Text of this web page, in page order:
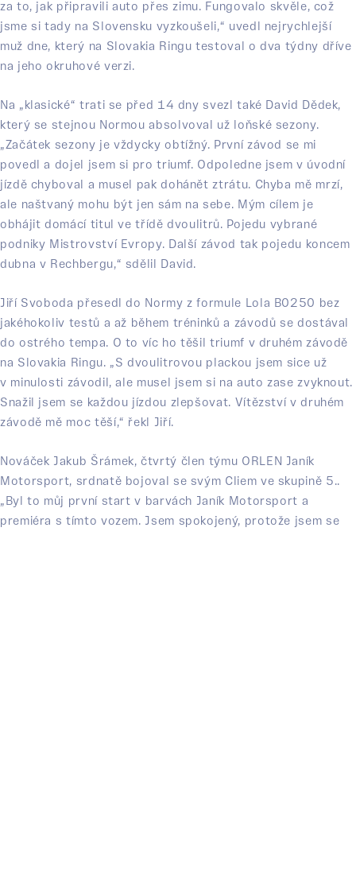
za to, jak připravili auto přes zimu. Fungovalo skvěle, což
jsme si tady na Slovensku vyzkoušeli,“ uvedl nejrychlejší
muž dne, který na Slovakia Ringu testoval o dva týdny dříve
na jeho okruhové verzi.
Na „klasické“ trati se před 14 dny svezl také David Dědek,
který se stejnou Normou absolvoval už loňské sezony.
„Začátek sezony je vždycky obtížný. První závod se mi
povedl a dojel jsem si pro triumf. Odpoledne jsem v úvodní
jízdě chyboval a musel pak dohánět ztrátu. Chyba mě mrzí,
ale naštvaný mohu být jen sám na sebe. Mým cílem je
obhájit domácí titul ve třídě dvoulitrů. Pojedu vybrané
podniky Mistrovství Evropy. Další závod tak pojedu koncem
dubna v Rechbergu,“ sdělil David.
Jiří Svoboda přesedl do Normy z formule Lola B0250 bez
jakéhokoliv testů a až během tréninků a závodů se dostával
do ostrého tempa. O to víc ho těšil triumf v druhém závodě
na Slovakia Ringu. „S dvoulitrovou plackou jsem sice už
v minulosti závodil, ale musel jsem si na auto zase zvyknout.
Snažil jsem se každou jízdou zlepšovat. Vítězství v druhém
závodě mě moc těší,“ řekl Jiří.
Nováček Jakub Šrámek, čtvrtý člen týmu ORLEN Janík
Motorsport, srdnatě bojoval se svým Cliem ve skupině 5..
„Byl to můj první start v barvách Janík Motorsport a
premiéra s tímto vozem. Jsem spokojený, protože jsem se